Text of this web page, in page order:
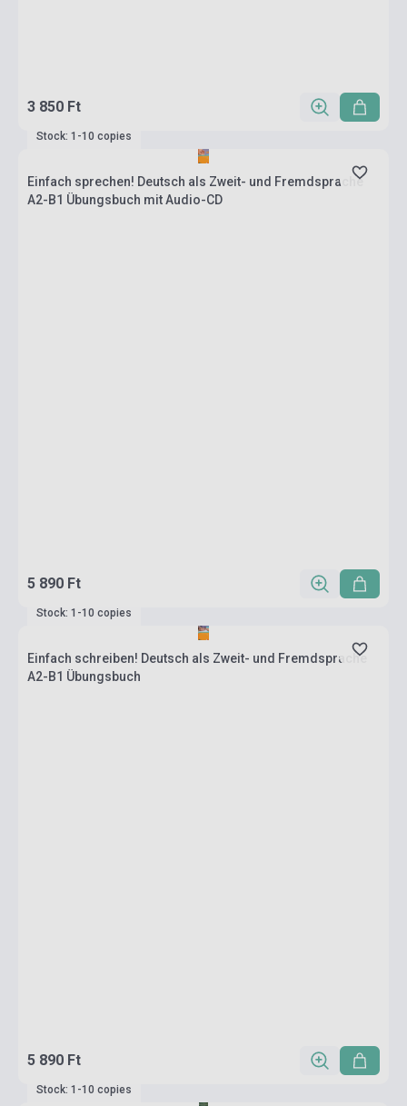
3 850 Ft
Stock: 1-10 copies
Einfach sprechen! Deutsch als Zweit- und Fremdsprache
A2-B1 Übungsbuch mit Audio-CD
5 890 Ft
Stock: 1-10 copies
Einfach schreiben! Deutsch als Zweit- und Fremdsprache
A2-B1 Übungsbuch
5 890 Ft
Stock: 1-10 copies